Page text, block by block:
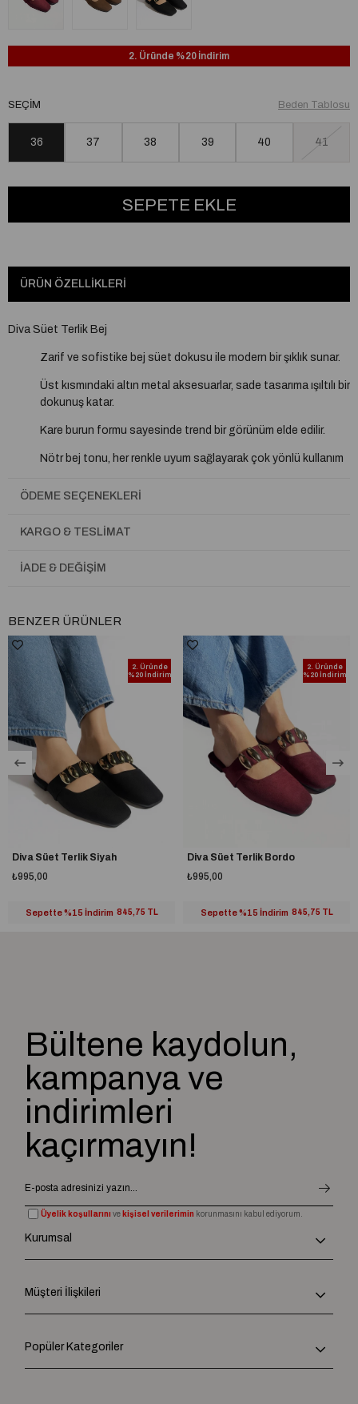
2. Üründe %20 İndirim
Beden Tablosu
SEÇIM
36 37 38 39 40 41
ÜRÜN ÖZELLIKLERI
Diva Süet Terlik Bej
Zarif ve sofistike bej süet dokusu ile modern bir şıklık sunar.
Üst kısmındaki altın metal aksesuarlar, sade tasarıma ışıltılı bir
dokunuş katar.
Kare burun formu sayesinde trend bir görünüm elde edilir.
Nötr bej tonu, her renkle uyum sağlayarak çok yönlü kullanım
Düz tabanlı yapısı gün boyu konforlu adımlar için idealdir.
Hem günlük stilinizi tamamlar hem de özel davetlerde zarif bir
Zamansız rengi sayesinde gardırobunuzun en çok tercih
ÖDEME SEÇENEKLERI
KARGO & TESLIMAT
İADE & DEĞIŞIM
BENZER ÜRÜNLER
2. Üründe
%20 İndirim
Diva Süet Terlik Siyah
₺995,00
Sepette %15 İndirim 845,75 TL
2. Üründe
%20 İndirim
Diva Süet Terlik Bordo
₺995,00
Sepette %15 İndirim 845,75 TL
Bültene kaydolun,
kampanya ve
indirimleri
kaçırmayın!
Üyelik koşullarını ve kişisel verilerimin korunmasını kabul ediyorum.
Kurumsal
Müşteri İlişkileri
Popüler Kategoriler